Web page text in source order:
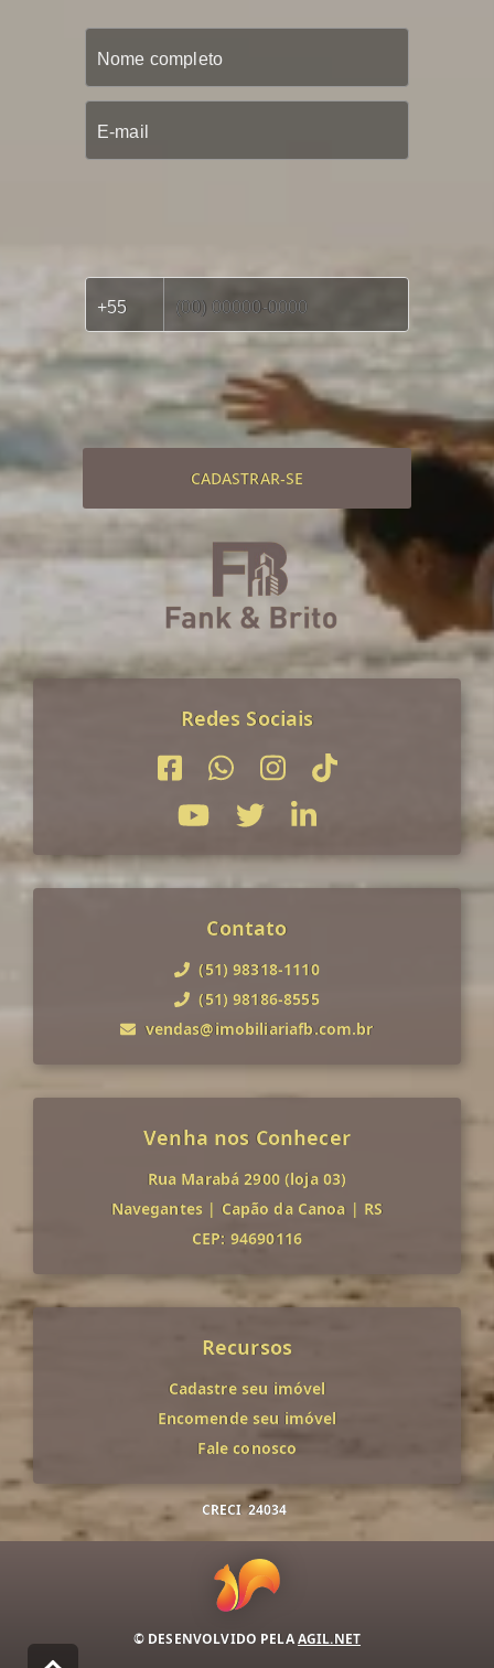
CADASTRAR-SE
Redes Sociais
Contato
(51) 98318-1110
(51) 98186-8555
vendas@imobiliariafb.com.br
Venha nos Conhecer
Rua Marabá 2900 (loja 03)
Navegantes | Capão da Canoa | RS
CEP: 94690116
Recursos
Cadastre seu imóvel
Encomende seu imóvel
Fale conosco
CRECI 24034
© DESENVOLVIDO PELAAGIL.NET